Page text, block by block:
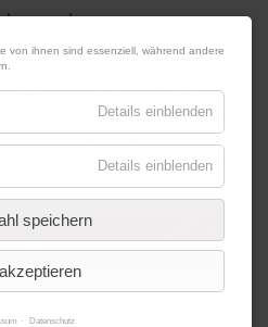
|Kontakt|Datenschutz
von ihnen sind essenziell, während andere
Details einblenden
Details einblenden
speichern
Datenschutz